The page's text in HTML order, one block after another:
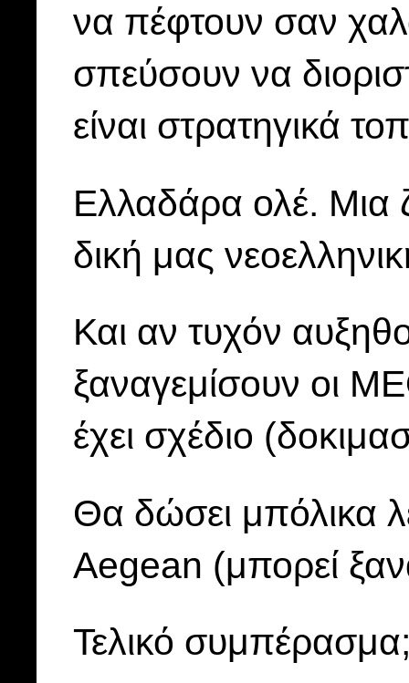
να πέφτουν σαν
σπεύσουν να
είναι στρατηγικά
Ελλαδάρα ολέ. Μια
δική μας
Και αν τυχόν
ξαναγεμίσουν οι
έχει σχέδιο
Θα δώσει μπόλικα
Aegean (μπορεί
Τελικό